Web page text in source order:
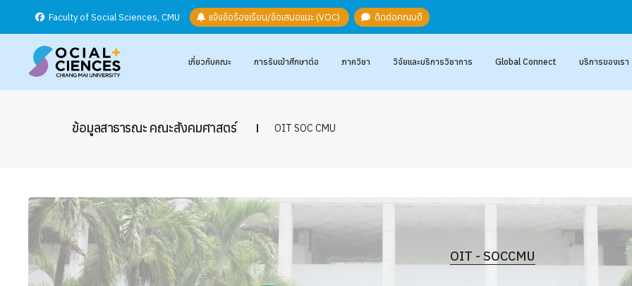
Faculty of Social Sciences, CMU แจ้งข้อร้องเรียน/ข้อเสนอแนะ (VOC) ติดต่อคณบดี
เกี่ยวกับคณะ การรับเข้าศึกษาต่อ ภาควิชา วิจัยและบริการวิชาการ Global Connect บริการของเรา
ข้อมูลสาธารณะ คณะสังคมศาสตร์ OIT SOC CMU
OIT - SOCCMU